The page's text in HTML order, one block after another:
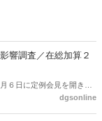
響調査／在総加算２
６日に定例会見を開き、
の影響」の調査結果を公
dgsonline